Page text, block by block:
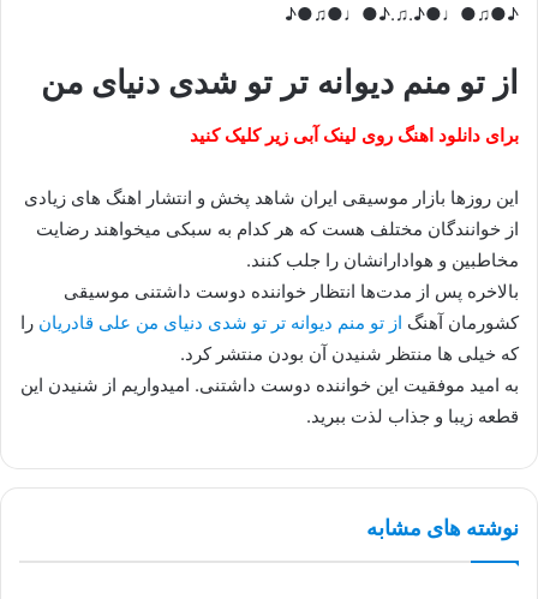
♪●♫●♩●♪.♫.♪●♩●♫●♪
از تو منم دیوانه تر تو شدی دنیای من
برای دانلود اهنگ روی لینک آبی زیر کلیک کنید
این روزها بازار موسیقی ایران شاهد پخش و انتشار اهنگ های زیادی
از خوانندگان مختلف هست که هر کدام به سبکی میخواهند رضایت
مخاطبین و هوادارانشان را جلب کنند.
بالاخره پس از مدت‌ها انتظار خواننده دوست داشتنی موسیقی
کشورمان آهنگ از تو منم دیوانه تر تو شدی دنیای من علی قادریان را
که خیلی ها منتظر شنیدن آن بودن منتشر کرد.
به امید موفقیت این خواننده دوست داشتنی. امیدواریم از شنیدن این
قطعه زیبا و جذاب لذت ببرید.
نوشته های مشابه